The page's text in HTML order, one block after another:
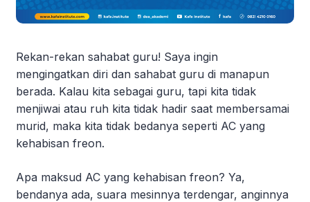
Rekan-rekan sahabat guru! Saya ingin
mengingatkan diri dan sahabat guru di manapun
berada. Kalau kita sebagai guru, tapi kita tidak
menjiwai atau ruh kita tidak hadir saat membersamai
murid, maka kita tidak bedanya seperti AC yang
kehabisan freon.
Apa maksud AC yang kehabisan freon? Ya,
bendanya ada, suara mesinnya terdengar, anginnya